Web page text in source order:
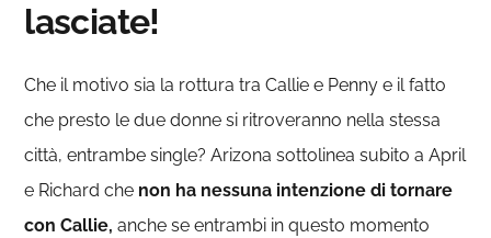
lasciate!
Che il motivo sia la rottura tra Callie e Penny e il fatto
che presto le due donne si ritroveranno nella stessa
città, entrambe single? Arizona sottolinea subito a April
e Richard che non ha nessuna intenzione di tornare
con Callie, anche se entrambi in questo momento